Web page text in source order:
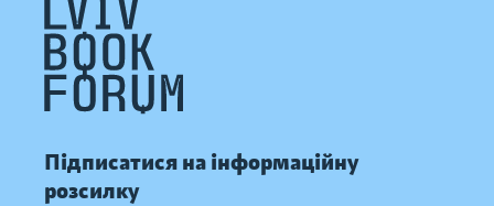
Підписатися на інформаційну
розсилку